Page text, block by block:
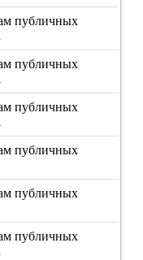
публичных
публичных
публичных
публичных
публичных
публичных